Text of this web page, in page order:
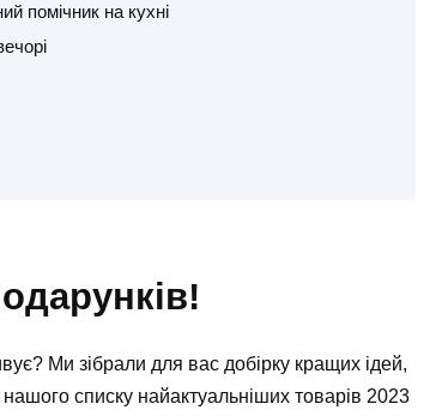
помічник на кухні
Ми зібрали для вас добірку кращих ідей,
списку найактуальніших товарів 2023